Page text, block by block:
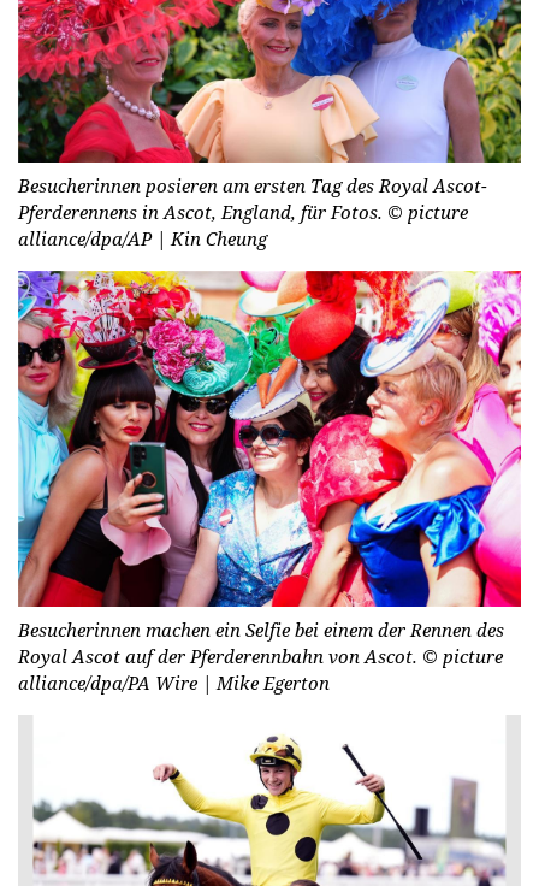
Besucherinnen posieren am ersten Tag des Royal Ascot-
Pferderennens in Ascot, England, für Fotos. © picture
alliance/dpa/AP | Kin Cheung
Besucherinnen machen ein Selfie bei einem der Rennen des
Royal Ascot auf der Pferderennbahn von Ascot. © picture
alliance/dpa/PA Wire | Mike Egerton